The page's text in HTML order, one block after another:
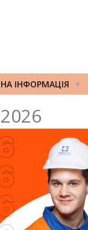
ІНФОРМАЦІЯ